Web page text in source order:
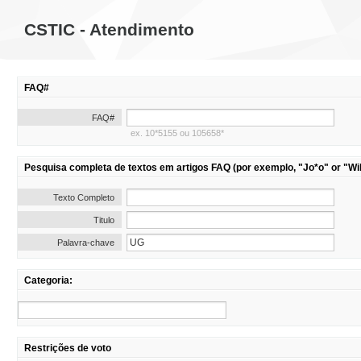
CSTIC - Atendimento
FAQ#
FAQ#
ex. 10*5155 ou 105658*
Pesquisa completa de textos em artigos FAQ (por exemplo, "Jo*o" or
Texto Completo
Titulo
Palavra-chave
Categoria:
Restrições de voto